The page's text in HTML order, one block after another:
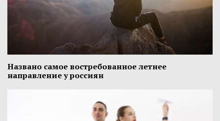
Названо самое востребованное летнее
направление у россиян